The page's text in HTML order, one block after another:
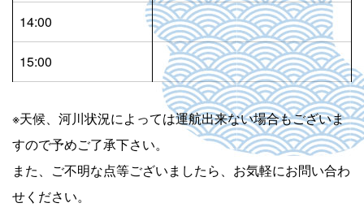
14:00
15:00
※天候、河川状況によっては運航出来ない場合もございま
すので予めご了承下さい。
また、ご不明な点等ございましたら、お気軽にお問い合わ
せください。